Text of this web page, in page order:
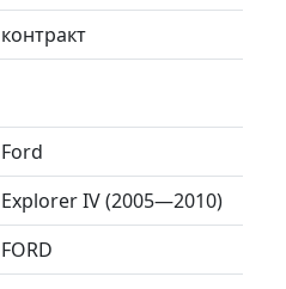
контракт
Ford
Explorer IV (2005—2010)
FORD